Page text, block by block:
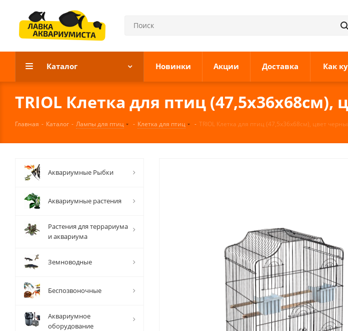
Каталог Новинки Акции Доставка Как
TRIOL Клетка для птиц (47,5х36х68см),
Главная - Каталог - Лампы для птиц - Клетка для птиц - TRIOL Клетка для птиц (47,5х36х68см), цвет
Аквариумные Рыбки
Аквариумные растения
Растения для террариума
и аквариума
Земноводные
Беспозвоночные
Аквариумное
оборудование